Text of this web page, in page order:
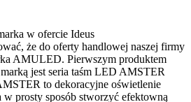
w ofercie Ideus
że do oferty handlowej naszej firmy
AMULED. Pierwszym produktem
jest seria taśm LED AMSTER
to dekoracyjne oświetlenie
prosty sposób stworzyć efektowną